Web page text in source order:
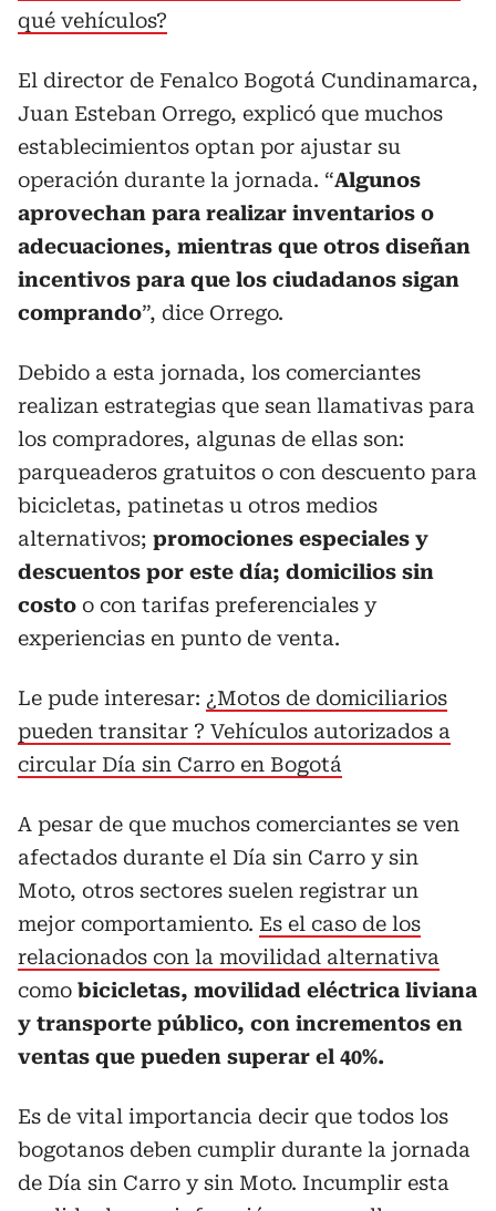
qué vehículos?
El director de Fenalco Bogotá Cundinamarca,
Juan Esteban Orrego, explicó que muchos
establecimientos optan por ajustar su
operación durante la jornada. “Algunos
aprovechan para realizar inventarios o
adecuaciones, mientras que otros diseñan
incentivos para que los ciudadanos sigan
comprando”, dice Orrego.
Debido a esta jornada, los comerciantes
realizan estrategias que sean llamativas para
los compradores, algunas de ellas son:
parqueaderos gratuitos o con descuento para
bicicletas, patinetas u otros medios
alternativos; promociones especiales y
descuentos por este día; domicilios sin
costo o con tarifas preferenciales y
experiencias en punto de venta.
Le pude interesar: ¿Motos de domiciliarios
pueden transitar ? Vehículos autorizados a
circular Día sin Carro en Bogotá
A pesar de que muchos comerciantes se ven
afectados durante el Día sin Carro y sin
Moto, otros sectores suelen registrar un
mejor comportamiento. Es el caso de los
relacionados con la movilidad alternativa
como bicicletas, movilidad eléctrica liviana
y transporte público, con incrementos en
ventas que pueden superar el 40%.
Es de vital importancia decir que todos los
bogotanos deben cumplir durante la jornada
de Día sin Carro y sin Moto. Incumplir esta